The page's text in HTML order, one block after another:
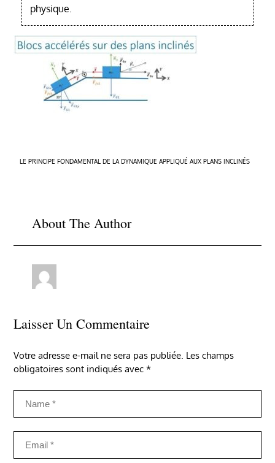
physique.
Navigation
LE PRINCIPE FONDAMENTAL DE LA DYNAMIQUE APPLIQUÉ AUX PLANS INCLINÉS
About The Author
Laisser Un Commentaire
Votre adresse e-mail ne sera pas publiée. Les champs
obligatoires sont indiqués avec*